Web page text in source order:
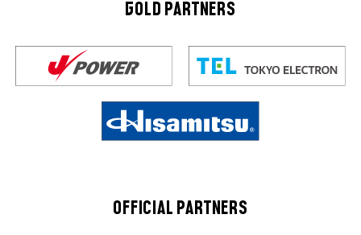
GOLD PARTNERS
OFFICIAL PARTNERS